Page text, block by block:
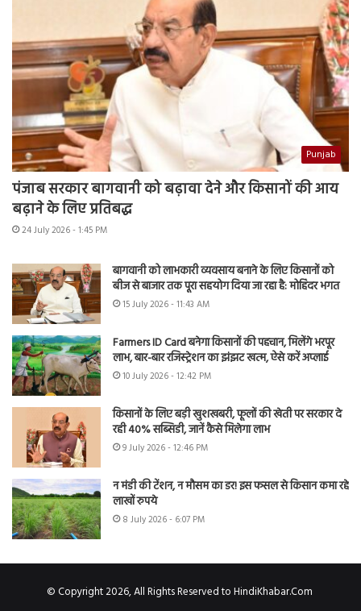
Punjab
पंजाब सरकार बागवानी को बढ़ावा देने और किसानों की आय
बढ़ाने के लिए प्रतिबद्ध
24 July 2026 - 1:45 PM
बागवानी को लाभकारी व्यवसाय बनाने के लिए किसानों को
बीज से बाजार तक पूरा सहयोग दिया जा रहा है: मोहिंदर भगत
15 July 2026 - 11:43 AM
Farmers ID Card बनेगा किसानों की पहचान, मिलेंगे भरपूर
लाभ, बार-बार रजिस्ट्रेशन का झंझट खत्म, ऐसे करें अप्लाई
10 July 2026 - 12:42 PM
किसानों के लिए बड़ी खुशखबरी, फूलों की खेती पर सरकार दे
रही 40% सब्सिडी, जानें कैसे मिलेगा लाभ
9 July 2026 - 12:46 PM
न मंडी की टेंशन, न मौसम का डर! इस फसल से किसान कमा रहे
लाखों रुपये
8 July 2026 - 6:07 PM
© Copyright 2026, All Rights Reserved to HindiKhabar.Com